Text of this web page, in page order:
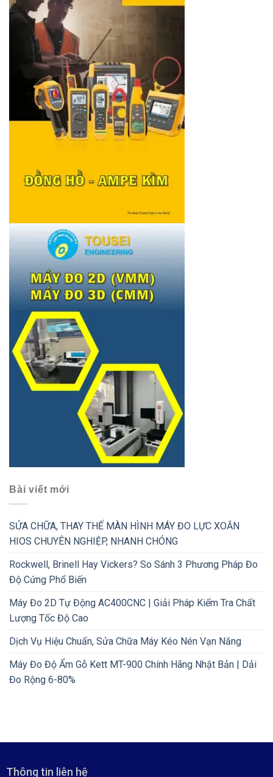
Bài viết mới
SỬA CHỮA, THAY THẾ MÀN HÌNH MÁY ĐO LỰC XOẮN
HIOS CHUYÊN NGHIỆP, NHANH CHÓNG
Rockwell, Brinell Hay Vickers? So Sánh 3 Phương Pháp Đo
Độ Cứng Phổ Biến
Máy Đo 2D Tự Động AC400CNC | Giải Pháp Kiểm Tra Chất
Lượng Tốc Độ Cao
Dịch Vụ Hiệu Chuẩn, Sửa Chữa Máy Kéo Nén Vạn Năng
Máy Đo Độ Ẩm Gỗ Kett MT-900 Chính Hãng Nhật Bản | Dải
Đo Rộng 6-80%
Thông tin liên hệ